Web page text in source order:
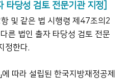
타당성 검토 전문기관 지정]
항 및 같은 법 시행령 제47조의2
른 법인 출자 타당성 검토 전문
정한다.
에 따라 설립된 한국지방재정공제